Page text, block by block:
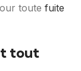
toute fuite
tout